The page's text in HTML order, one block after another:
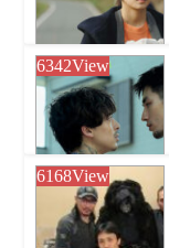
6342View
6168View